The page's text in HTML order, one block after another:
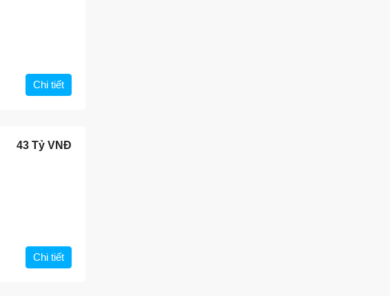
Chi tiết
43 Tỷ VNĐ
Chi tiết